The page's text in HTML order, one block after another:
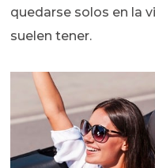
quedarse solos en la
suelen tener.